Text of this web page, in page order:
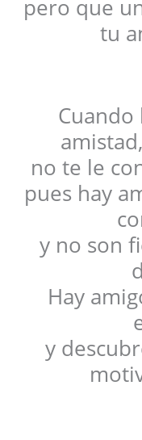
pero que
tu
Cuando
no te le
pues hay
y no son
Hay
y